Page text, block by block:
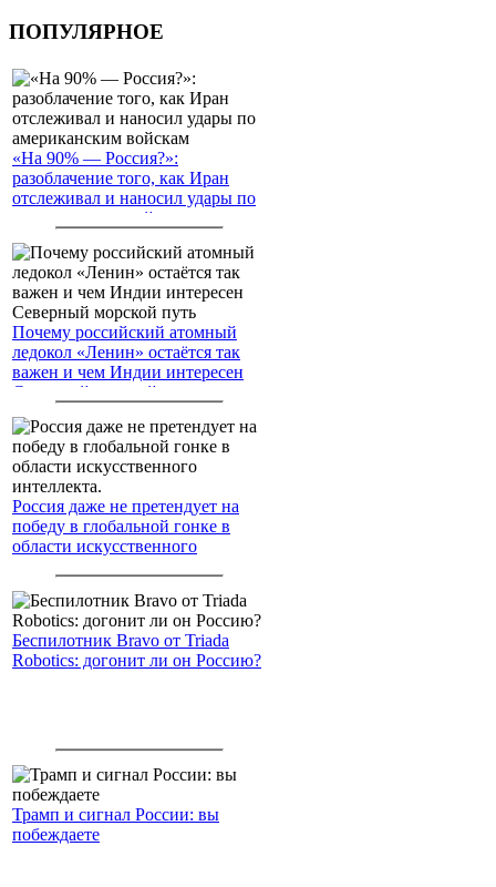
ПОПУЛЯРНОЕ
«На 90% — Россия?»:
разоблачение того, как Иран
отслеживал и наносил удары по
американским войскам
Почему российский атомный
ледокол «Ленин» остаётся так
важен и чем Индии интересен
Северный морской путь
Россия даже не претендует на
победу в глобальной гонке в
области искусственного
Беспилотник Bravo от Triada
Robotics: догонит ли он Россию?
Трамп и сигнал России: вы
побеждаете